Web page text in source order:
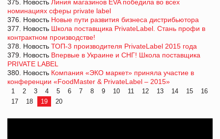
375. Новость Линия магазинов EVA победила во всех
номинациях сферы private label
376. Новость Новые пути развития бизнеса дистрибьютора
377. Новость Школа поставщика PrivateLabel. Стань профи в
контрактном производстве!
378. Новость ТОП-3 производителя PrivateLabel 2015 года
379. Новость Впервые в Украине и СНГ! Школа поставщика
PRIVATE LABEL
380. Новость Компания «ЭКО маркет» приняла участие в
конференции «FoodMaster & PrivateLabel – 2015»
1 2 3 4 5 6 7 8 9 10 11 12 13 14 15
16
17
18 19 20